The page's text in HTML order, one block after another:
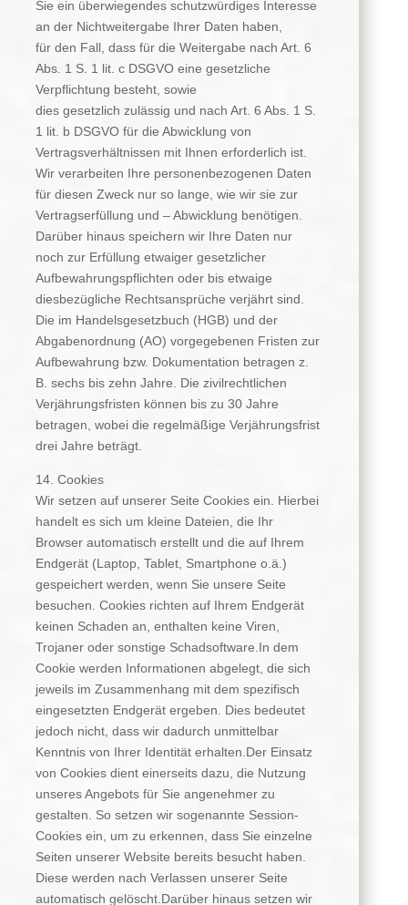
Sie ein überwiegendes schutzwürdiges Interesse
an der Nichtweitergabe Ihrer Daten haben,
für den Fall, dass für die Weitergabe nach Art. 6
Abs. 1 S. 1 lit. c DSGVO eine gesetzliche
Verpflichtung besteht, sowie
dies gesetzlich zulässig und nach Art. 6 Abs. 1 S.
1 lit. b DSGVO für die Abwicklung von
Vertragsverhältnissen mit Ihnen erforderlich ist.
Wir verarbeiten Ihre personenbezogenen Daten
für diesen Zweck nur so lange, wie wir sie zur
Vertragserfüllung und – Abwicklung benötigen.
Darüber hinaus speichern wir Ihre Daten nur
noch zur Erfüllung etwaiger gesetzlicher
Aufbewahrungspflichten oder bis etwaige
diesbezügliche Rechtsansprüche verjährt sind.
Die im Handelsgesetzbuch (HGB) und der
Abgabenordnung (AO) vorgegebenen Fristen zur
Aufbewahrung bzw. Dokumentation betragen z.
B. sechs bis zehn Jahre. Die zivilrechtlichen
Verjährungsfristen können bis zu 30 Jahre
betragen, wobei die regelmäßige Verjährungsfrist
drei Jahre beträgt.
14. Cookies
Wir setzen auf unserer Seite Cookies ein. Hierbei
handelt es sich um kleine Dateien, die Ihr
Browser automatisch erstellt und die auf Ihrem
Endgerät (Laptop, Tablet, Smartphone o.ä.)
gespeichert werden, wenn Sie unsere Seite
besuchen. Cookies richten auf Ihrem Endgerät
keinen Schaden an, enthalten keine Viren,
Trojaner oder sonstige Schadsoftware.In dem
Cookie werden Informationen abgelegt, die sich
jeweils im Zusammenhang mit dem spezifisch
eingesetzten Endgerät ergeben. Dies bedeutet
jedoch nicht, dass wir dadurch unmittelbar
Kenntnis von Ihrer Identität erhalten.Der Einsatz
von Cookies dient einerseits dazu, die Nutzung
unseres Angebots für Sie angenehmer zu
gestalten. So setzen wir sogenannte Session-
Cookies ein, um zu erkennen, dass Sie einzelne
Seiten unserer Website bereits besucht haben.
Diese werden nach Verlassen unserer Seite
automatisch gelöscht.Darüber hinaus setzen wir